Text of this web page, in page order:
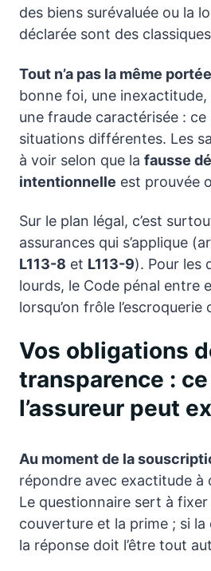
des biens surévaluée ou la
déclarée sont des
Tout n’a pas la même portée
bonne foi, une inexactitude,
une fraude caractérisée :
situations différentes. Les
à voir selon que la fausse
intentionnelle est prouvée
Sur le plan légal, c’est
assurances qui s’applique
L113-8 et L113-9). Pour les
lourds, le Code pénal entre
lorsqu’on frôle l’escroquerie
Vos obligations
transparence :
l’assureur peut
Au moment de la
répondre avec exactitude à
Le questionnaire sert à fixer
couverture et la prime ; si
la réponse doit l’être tout